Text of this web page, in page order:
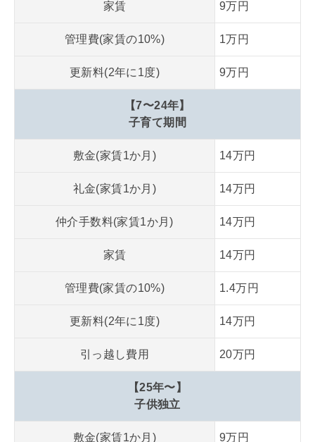
家賃 9万円
管理費(家賃の10%) 1万円
更新料(2年に1度) 9万円
【7〜24年】
子育て期間
敷金(家賃1か月) 14万円
礼金(家賃1か月) 14万円
仲介手数料(家賃1か月) 14万円
家賃 14万円
管理費(家賃の10%) 1.4万円
更新料(2年に1度) 14万円
引っ越し費用 20万円
【25年〜】
子供独立
敷金(家賃1か月) 9万円